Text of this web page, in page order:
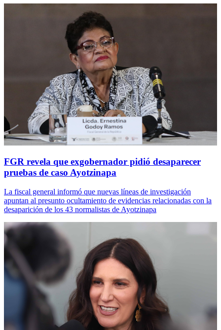
FGR revela que exgobernador pidió desaparecer
pruebas de caso Ayotzinapa
La fiscal general informó que nuevas líneas de investigación
apuntan al presunto ocultamiento de evidencias relacionadas con la
desaparición de los 43 normalistas de Ayotzinapa